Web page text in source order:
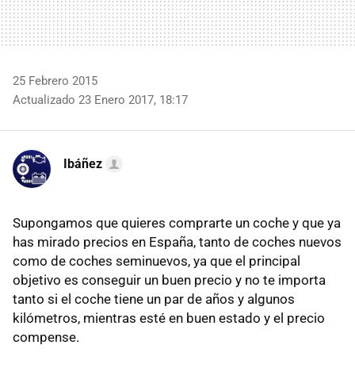
25 Febrero 2015
Actualizado 23 Enero 2017, 18:17
Ibáñez
Supongamos que quieres comprarte un coche y que ya
has mirado precios en España, tanto de coches nuevos
como de coches seminuevos, ya que el principal
objetivo es conseguir un buen precio y no te importa
tanto si el coche tiene un par de años y algunos
kilómetros, mientras esté en buen estado y el precio
compense.